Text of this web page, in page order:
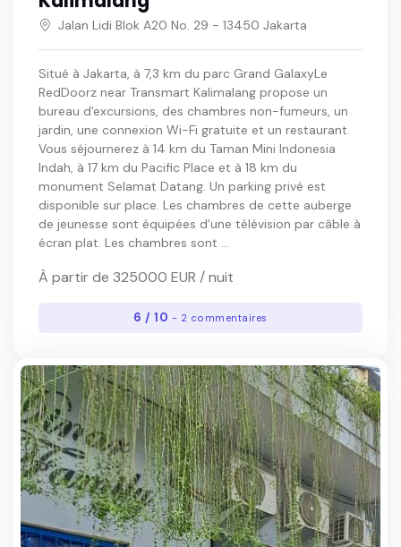
Jalan Lidi Blok A20 No. 29 - 13450 Jakarta
Situé à Jakarta, à 7,3 km du parc Grand GalaxyLe
RedDoorz near Transmart Kalimalang propose un
bureau d'excursions, des chambres non-fumeurs, un
jardin, une connexion Wi-Fi gratuite et un restaurant.
Vous séjournerez à 14 km du Taman Mini Indonesia
Indah, à 17 km du Pacific Place et à 18 km du
monument Selamat Datang. Un parking privé est
disponible sur place. Les chambres de cette auberge
de jeunesse sont équipées d'une télévision par câble à
écran plat. Les chambres sont ...
À partir de 325000 EUR / nuit
6 / 10 - 2 commentaires